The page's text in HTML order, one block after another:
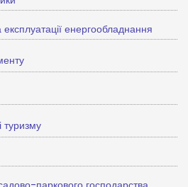
експлуатації енергообладнання
туризму